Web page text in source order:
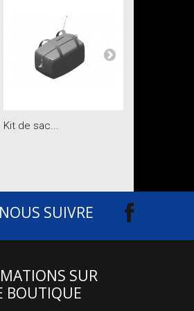
Kit de sac...
NOUS SUIVRE
SUR
BOUTIQUE